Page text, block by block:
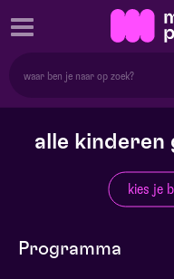
alle
kies je
Programma